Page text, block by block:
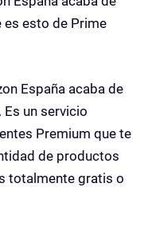
es esto de Prime
España acaba de
un servicio
Premium que te
de productos
totalmente gratis o